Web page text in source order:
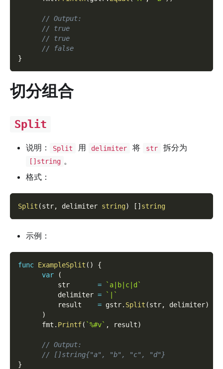
// Output:
// true
// true
// false
}
切分组合
Split
说明： Split 用 delimiter 将 str 拆分为
[]string 。
格式：
Split (str, delimiter string) [ ] string
示例：
func ExampleSplit ( )
{
var
(
          str
=
`a|b|c|d`
          delimiter
=
`|`
          result
= gstr. Split (str, delimiter)
)
      fmt
. Printf( `%#v` , result)
// Output:
// []string{"a", "b", "c", "d"}
}